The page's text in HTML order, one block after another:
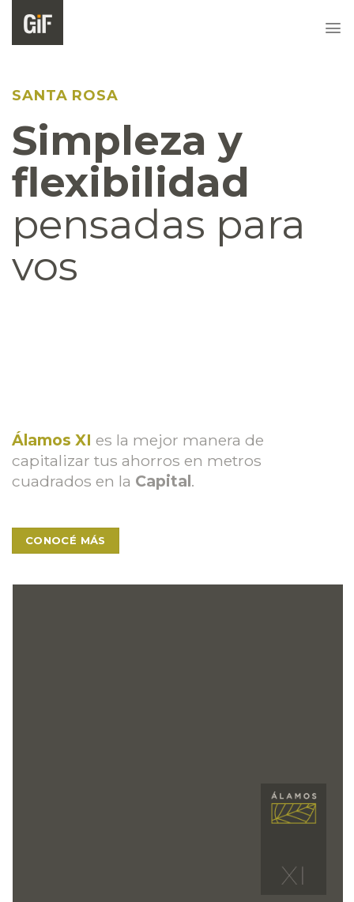
content
SANTA ROSA
Simpleza y
flexibilidad
pensadas para
vos
Álamos XI es la mejor manera de
capitalizar tus ahorros en metros
cuadrados en la Capital.
CONOCÉ MÁS